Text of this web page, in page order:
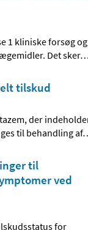
1 kliniske forsøg og
Det sker…
tilskud
der
til behandling af
til
ved
for